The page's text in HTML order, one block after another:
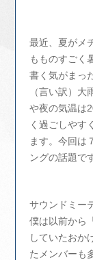
最近、夏がメ
もものすごく
書く気がまっ
（言い訳）
や夜の気温は
く過ごしやす
ます。今回は
ングの話題で
サウンドミー
僕は以前から
していたおか
たメンバーも